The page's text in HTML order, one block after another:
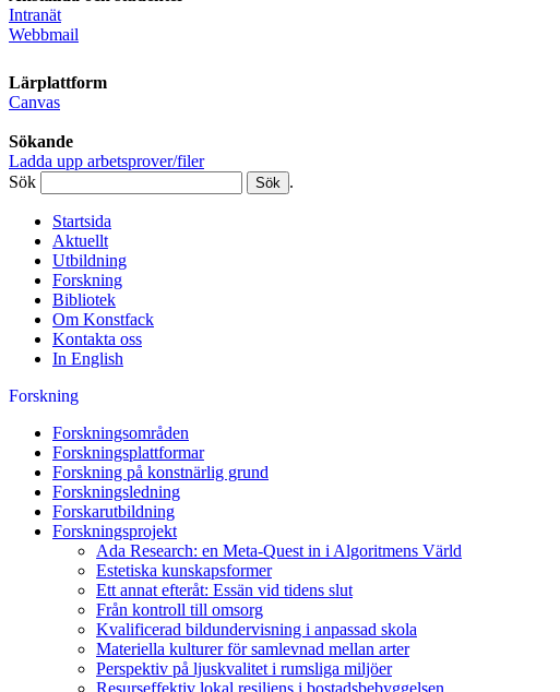
Intranät
Webbmail
Lärplattform
Canvas
Sökande
Ladda upp arbetsprover/filer
Sök
.
Startsida
Aktuellt
Utbildning
Forskning
Bibliotek
Om Konstfack
Kontakta oss
In English
Forskning
Forskningsområden
Forskningsplattformar
Forskning på konstnärlig grund
Forskningsledning
Forskarutbildning
Forskningsprojekt
Ada Research: en Meta-Quest in i Algoritmens Värld
Estetiska kunskapsformer
Ett annat efteråt: Essän vid tidens slut
Från kontroll till omsorg
Kvalificerad bildundervisning i anpassad skola
Materiella kulturer för samlevnad mellan arter
Perspektiv på ljuskvalitet i rumsliga miljöer
Resurseffektiv lokal resiliens i bostadsbebyggelsen